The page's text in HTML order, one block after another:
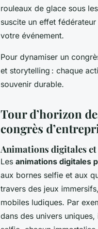
rouleaux de glace sous
suscite un effet
votre événement.
Pour dynamiser un
et storytelling : chaque
souvenir durable.
Tour d’horizon
congrès
Animations digitales
Les animations digitales
aux bornes selfie et aux
travers des jeux
mobiles ludiques. Par
dans des univers uniques,